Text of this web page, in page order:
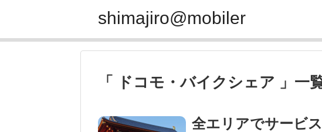
shimajiro@mobiler
「 ドコモ・バイクシェア 」一
全エリアでサービ